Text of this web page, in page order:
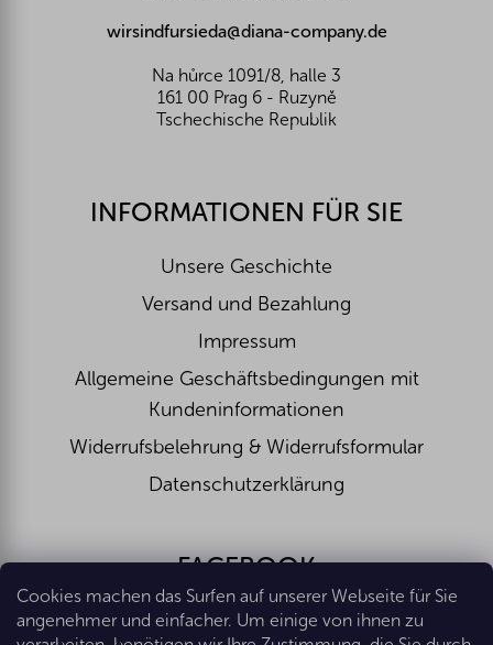
Cookies machen das Surfen auf unserer Webseite für Sie
angenehmer und einfacher. Um einige von ihnen zu
wirsindfursieda@diana-company.de
Na hůrce 1091/8, halle 3
161 00 Prag 6 - Ruzyně
Tschechische Republik
INFORMATIONEN FÜR SIE
Unsere Geschichte
Versand und Bezahlung
Impressum
Allgemeine Geschäftsbedingungen mit
Kundeninformationen
Widerrufsbelehrung & Widerrufsformular
Datenschutzerklärung
FACEBOOK